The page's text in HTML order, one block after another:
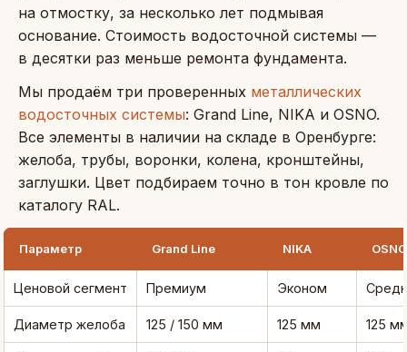
на отмостку, за несколько лет подмывая
основание. Стоимость водосточной системы —
в десятки раз меньше ремонта фундамента.
Мы продаём три проверенных металлических
водосточных системы: Grand Line, NIKA и OSNO.
Все элементы в наличии на складе в Оренбурге:
желоба, трубы, воронки, колена, кронштейны,
заглушки. Цвет подбираем точно в тон кровле по
каталогу RAL.
Параметр Grand Line NIKA OSNO
Ценовой сегмент Премиум Эконом
Диаметр желоба 125 / 150 мм 125 мм 125